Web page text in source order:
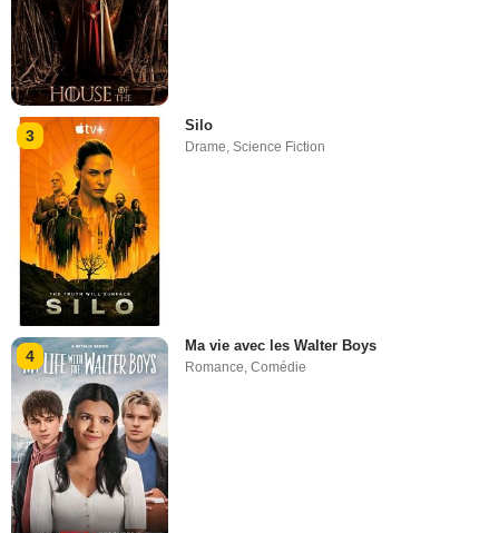
3
Silo
Drame ,Science Fiction
4
Ma vie avec les Walter Boys
Romance,Comédie